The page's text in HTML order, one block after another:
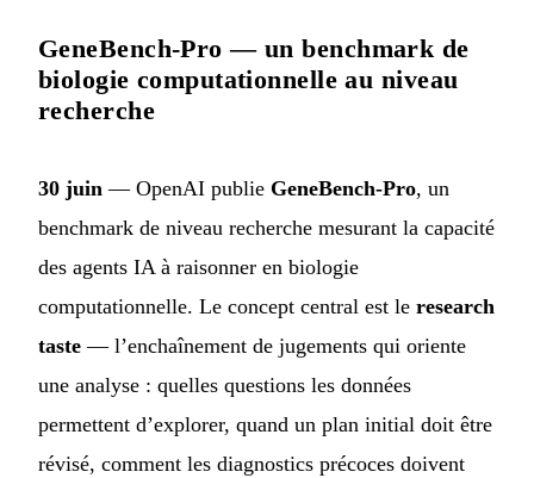
GeneBench-Pro — un benchmark de
biologie computationnelle au niveau
recherche
30 juin — OpenAI publie GeneBench-Pro, un
benchmark de niveau recherche mesurant la capacité
des agents IA à raisonner en biologie
computationnelle. Le concept central est le research
taste — l’enchaînement de jugements qui oriente
une analyse : quelles questions les données
permettent d’explorer, quand un plan initial doit être
révisé, comment les diagnostics précoces doivent